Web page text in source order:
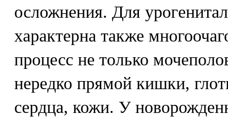
осложнения. Для
характерна также
процесс не только
нередко прямой кишки,
сердца, кожи. У